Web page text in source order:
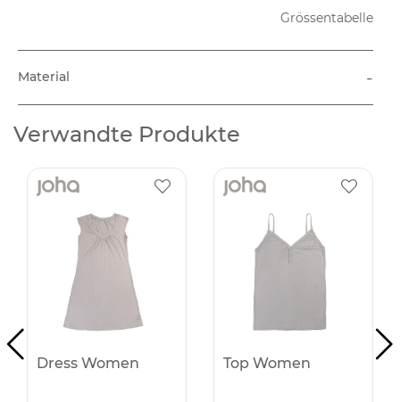
Grössentabelle
Material -
Verwandte Produkte
Dress Women Top Women